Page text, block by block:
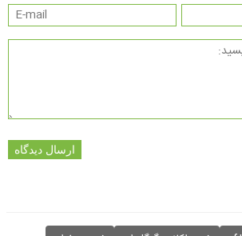
ارسال دیدگاه